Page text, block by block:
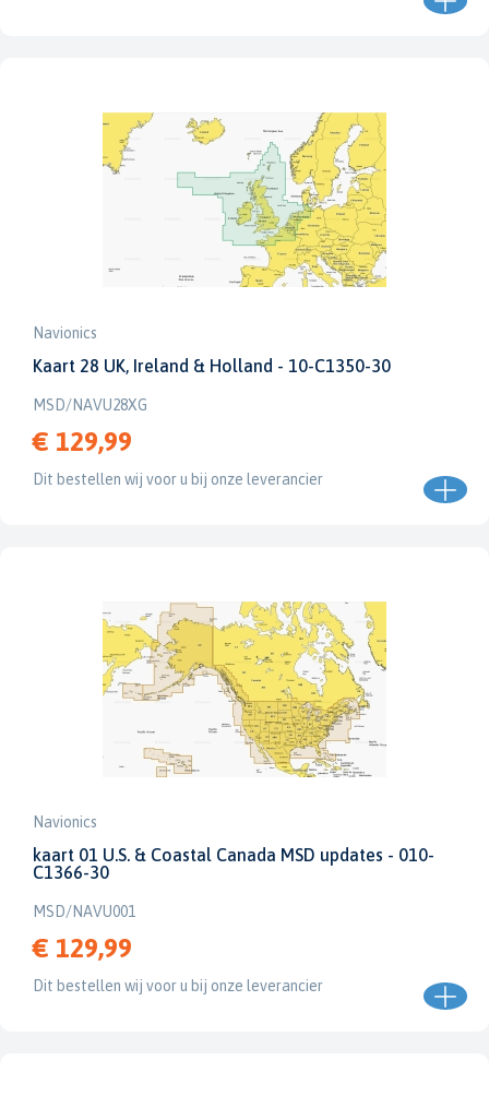
Navionics
Kaart 28 UK, Ireland & Holland - 10-C1350-30
MSD/NAVU28XG
€ 129,99
Dit bestellen wij voor u bij onze leverancier
Navionics
kaart 01 U.S. & Coastal Canada MSD updates - 010-
C1366-30
MSD/NAVU001
€ 129,99
Dit bestellen wij voor u bij onze leverancier